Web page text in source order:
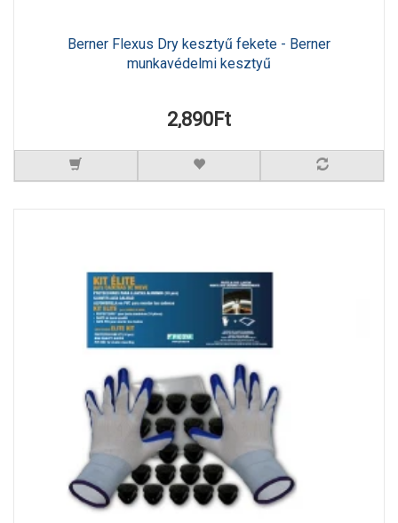
Berner Flexus Dry kesztyű fekete - Berner
munkavédelmi kesztyű
2,890Ft